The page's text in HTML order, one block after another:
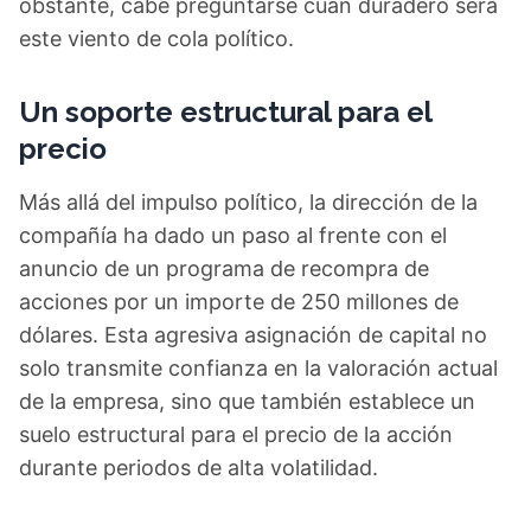
obstante, cabe preguntarse cuán duradero será
este viento de cola político.
Un soporte estructural para el
precio
Más allá del impulso político, la dirección de la
compañía ha dado un paso al frente con el
anuncio de un programa de recompra de
acciones por un importe de 250 millones de
dólares. Esta agresiva asignación de capital no
solo transmite confianza en la valoración actual
de la empresa, sino que también establece un
suelo estructural para el precio de la acción
durante periodos de alta volatilidad.